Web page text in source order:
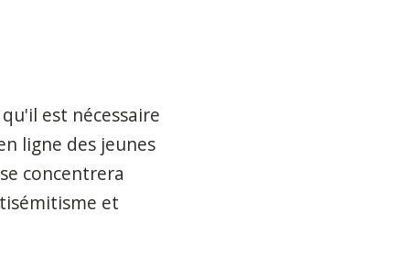
est nécessaire
ligne des jeunes
concentrera
et